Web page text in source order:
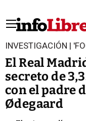
INVESTIGACIÓN |
El Real
secreto de
con el padre
Ødegaard